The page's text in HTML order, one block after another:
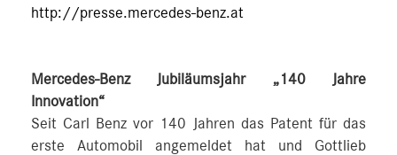
http://presse.mercedes-benz.at
Mercedes-Benz Jubiläumsjahr „140 Jahre
Innovation“
Seit Carl Benz vor 140 Jahren das Patent für das
erste Automobil angemeldet hat und Gottlieb